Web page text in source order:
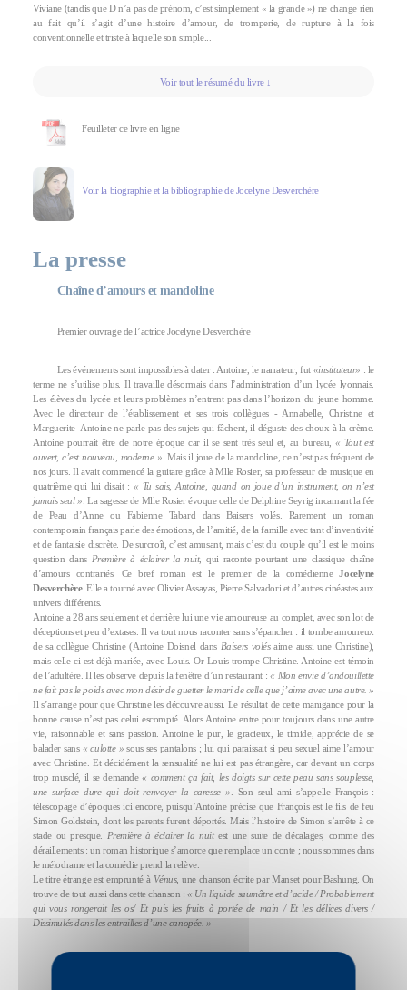
Viviane (tandis que D n’a pas de prénom, c’est simplement « la grande ») ne change rien
au fait qu’il s’agit d’une histoire d’amour, de tromperie, de rupture à la fois
conventionnelle et triste à laquelle son simple...
Voir tout le résumé du livre ↓
Feuilleter ce livre en ligne
Voir la biographie et la bibliographie de Jocelyne Desverchère
La presse
Chaîne d’amours et mandoline
Premier ouvrage de l’actrice Jocelyne Desverchère
Les événements sont impossibles à dater : Antoine, le narrateur, fut «instituteur» : le
terme ne s’utilise plus. Il travaille désormais dans l’administration d’un lycée lyonnais.
Les élèves du lycée et leurs problèmes n’entrent pas dans l’horizon du jeune homme.
Avec le directeur de l’établissement et ses trois collègues - Annabelle, Christine et
Marguerite- Antoine ne parle pas des sujets qui fâchent, il déguste des choux à la crème.
Antoine pourrait être de notre époque car il se sent très seul et, au bureau,« Tout est
ouvert, c’est nouveau, moderne » . Mais il joue de la mandoline, ce n’est pas fréquent de
nos jours. Il avait commencé la guitare grâce à Mlle Rosier, sa professeur de musique en
quatrième qui lui disait :« Tu sais, Antoine, quand on joue d’un instrument, on n’est
jamais seul » . La sagesse de Mlle Rosier évoque celle de Delphine Seyrig incarnant la fée
de Peau d’Anne ou Fabienne Tabard dans Baisers volés. Rarement un roman
contemporain français parle des émotions, de l’amitié, de la famille avec tant d’inventivité
et de fantaisie discrète. De surcroît, c’est amusant, mais c’est du couple qu’il est le moins
question dans Première à éclairer la nuit, qui raconte pourtant une classique chaîne
d’amours contrariés. Ce bref roman est le premier de la comédienneJocelyne
Desverchère. Elle a tourné avec Olivier Assayas, Pierre Salvadori et d’autres cinéastes aux
univers différents.
Antoine a 28 ans seulement et derrière lui une vie amoureuse au complet, avec son lot de
déceptions et peu d’extases. Il va tout nous raconter sans s’épancher : il tombe amoureux
de sa collègue Christine (Antoine Doisnel dans Baisers volésaime aussi une Christine),
mais celle-ci est déjà mariée, avec Louis. Or Louis trompe Christine. Antoine est témoin
de l’adultère. Il les observe depuis la fenêtre d’un restaurant :« Mon envie d’andouillette
ne fait pas le poids avec mon désir de guetter le mari de celle que j’aime avec une autre. »
Il s’arrange pour que Christine les découvre aussi. Le résultat de cette manigance pour la
bonne cause n’est pas celui escompté. Alors Antoine entre pour toujours dans une autre
vie, raisonnable et sans passion. Antoine le pur, le gracieux, le timide, apprécie de se
balader sans « culotte » sous ses pantalons ; lui qui paraissait si peu sexuel aime l’amour
avec Christine. Et décidément la sensualité ne lui est pas étrangère, car devant un corps
trop musclé, il se demande« comment ça fait, les doigts sur cette peau sans souplesse,
une surface dure qui doit renvoyer la caresse » . Son seul ami s’appelle François :
télescopage d’époques ici encore, puisqu’Antoine précise que François est le fils de feu
Simon Goldstein, dont les parents furent déportés. Mais l’histoire de Simon s’arrête à ce
stade ou presque.
Première à éclairer la nuitest une suite de décalages, comme des
déraillements : un roman historique s’amorce que remplace un conte ; nous sommes dans
le mélodrame et la comédie prend la relève.
Le titre étrange est emprunté à Vénus, une chanson écrite par Manset pour Bashung. On
trouve de tout aussi dans cette chanson :« Un liquide saumâtre et d’acide / Probablement
qui vous rongerait les os/ Et puis les fruits à portée de main / Et les délices divers /
Dissimulés dans les entrailles d’une canopée. »
Virginie Bloch-Lainé,